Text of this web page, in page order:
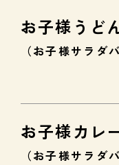
お子様うど
（お子様サラダ
お子様カレ
（お子様サラダ